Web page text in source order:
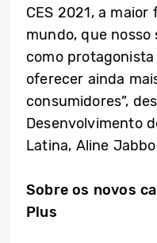
CES 2021, a
mundo, que
como
oferecer ainda
consumidores”,
Desenvolvimento
Latina, Aline
Sobre os novos
Plus